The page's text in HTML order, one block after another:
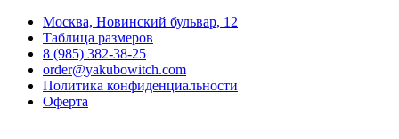
Москва, Новинский бульвар, 12
Таблица размеров
8 (985) 382-38-25
order@yakubowitch.com
Политика конфиденциальности
Оферта